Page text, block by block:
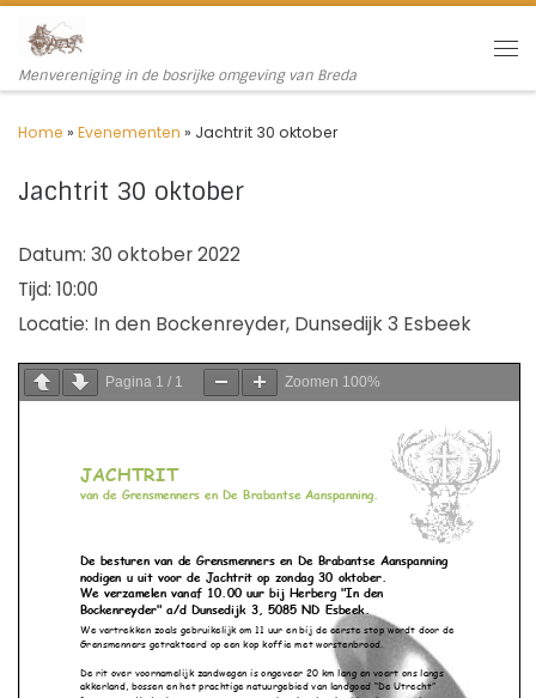
Ga naar inhoud
Menvereniging in de bosrijke omgeving van Breda
Home » Evenementen » Jachtrit 30 oktober
Jachtrit 30 oktober
Datum: 30 oktober 2022
Tijd: 10:00
Locatie: In den Bockenreyder, Dunsedijk 3 Esbeek
Pagina 1 / 1 Zoomen 100%